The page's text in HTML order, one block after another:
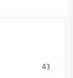
43